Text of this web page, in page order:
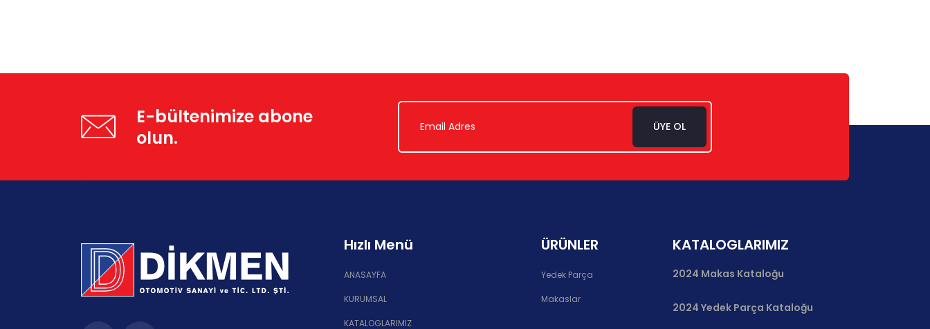
E-bültenimize abone
olun.
ÜYE OL
Hızlı Menü
ANASAYFA
KURUMSAL
KATALOGLARIMIZ
ÜRÜNLER
Yedek Parça
Makaslar
KATALOGLARIMIZ
2024 Makas Kataloğu
2024 Yedek Parça Kataloğu